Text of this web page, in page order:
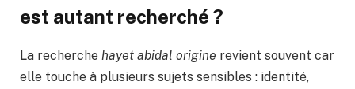
est autant recherché ?
La recherche hayet abidal origine revient souvent car
elle touche à plusieurs sujets sensibles : identité,